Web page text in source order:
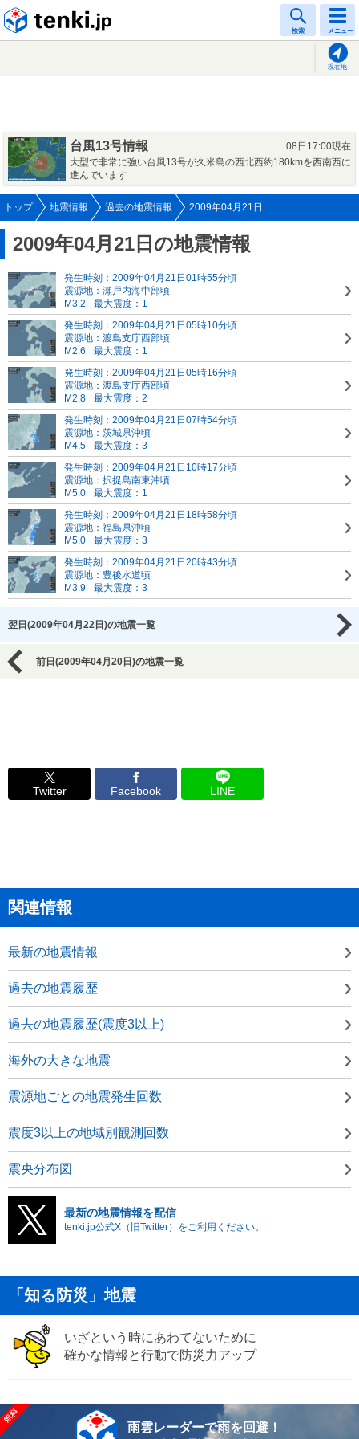
検索 メニュー
現在地
台風13号情報
08日17:00現在
大型で非常に強い台風13号が久米島の西北西約180kmを西南西に
進んでいます
トップ 地震情報 過去の地震情報 2009年04月21日
2009年04月21日の地震情報
発生時刻：2009年04月21日01時55分頃
震源地：瀬戸内海中部頃
M3.2
最大震度：1
発生時刻：2009年04月21日05時10分頃
震源地：渡島支庁西部頃
M2.6
最大震度：1
発生時刻：2009年04月21日05時16分頃
震源地：渡島支庁西部頃
M2.8
最大震度：2
発生時刻：2009年04月21日07時54分頃
震源地：茨城県沖頃
M4.5
最大震度：3
発生時刻：2009年04月21日10時17分頃
震源地：択捉島南東沖頃
M5.0
最大震度：1
発生時刻：2009年04月21日18時58分頃
震源地：福島県沖頃
M5.0
最大震度：3
発生時刻：2009年04月21日20時43分頃
震源地：豊後水道頃
M3.9
最大震度：3
翌日(2009年04月22日)の地震一覧
前日(2009年04月20日)の地震一覧
Twitter Facebook LINE
関連情報
最新の地震情報
過去の地震履歴
過去の地震履歴(震度3以上)
海外の大きな地震
震源地ごとの地震発生回数
震度3以上の地域別観測回数
震央分布図
最新の地震情報を配信
tenki.jp公式X（旧Twitter）をご利用ください。
「知る防災」地震
いざという時にあわてないために
確かな情報と行動で防災力アップ
雨雲レーダーで雨を回避！